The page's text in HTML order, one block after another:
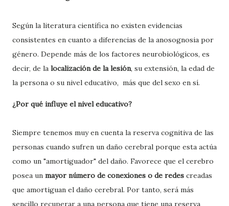
Según la literatura científica no existen evidencias
consistentes en cuanto a diferencias de la anosognosia por
género. Depende más de los factores neurobiológicos, es
decir, de la localización de la lesión, su extensión, la edad de
la persona o su nivel educativo, más que del sexo en sí.
¿Por qué influye el nivel educativo?
Siempre tenemos muy en cuenta la reserva cognitiva de las
personas cuando sufren un daño cerebral porque esta actúa
como un "amortiguador" del daño. Favorece que el cerebro
posea un mayor número de conexiones o de redes creadas
que amortiguan el daño cerebral. Por tanto, será más
sencillo recuperar a una persona que tiene una reserva